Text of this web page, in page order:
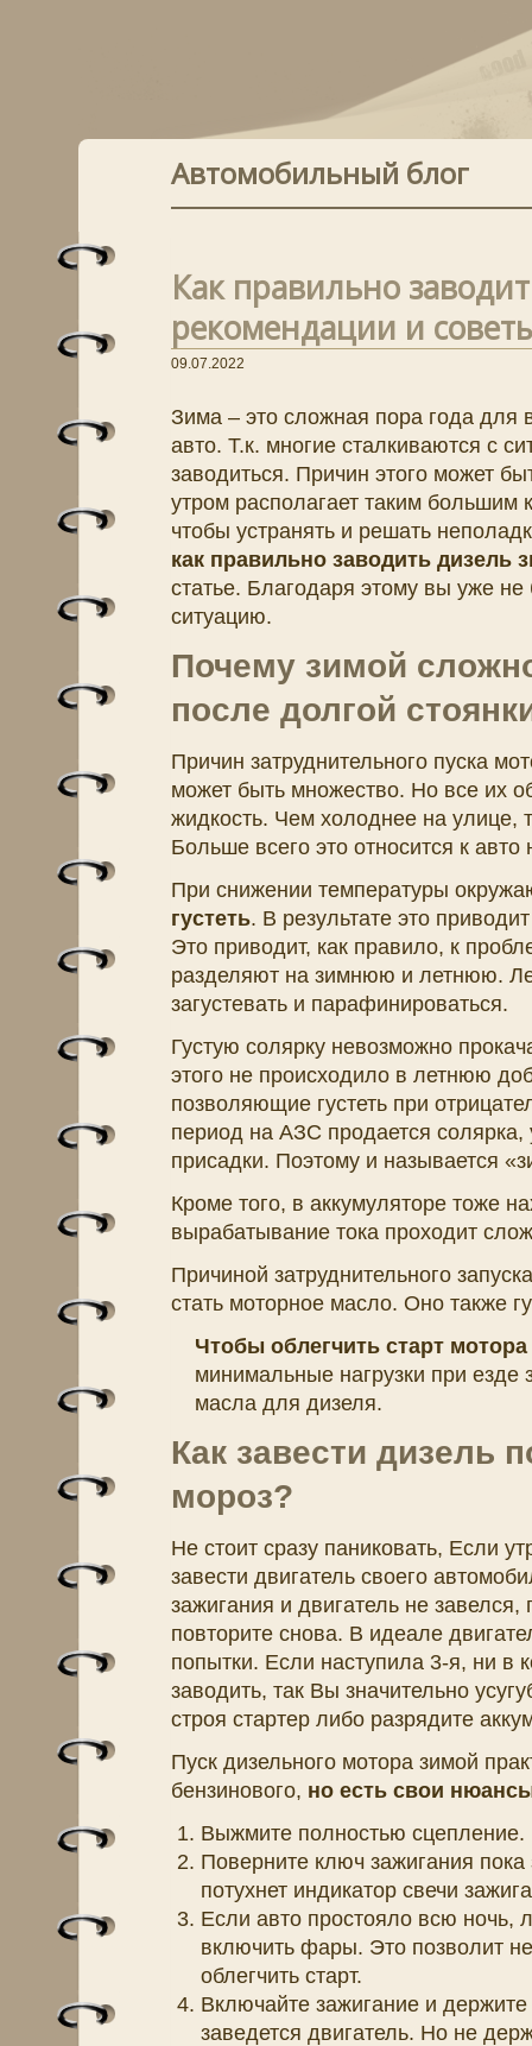
Автомобильный блог
Как правильно
рекомендации и
09.07.2022
Зима – это сложная пора года для
авто. Т.к. многие сталкиваются с
заводиться. Причин этого может
утром располагает таким большим
чтобы устранять и решать
как правильно заводить дизель
статье. Благодаря этому вы уже
ситуацию.
Почему зимой
после долгой
Причин затруднительного пуска
может быть множество. Но все их
жидкость. Чем холоднее на улице,
Больше всего это относится к
При снижении температуры
густеть. В результате это
Это приводит, как правило, к
разделяют на зимнюю и летнюю.
загустевать и парафинироваться.
Густую солярку невозможно
этого не происходило в летнюю
позволяющие густеть при
период на АЗС продается
присадки. Поэтому и называется
Кроме того, в аккумуляторе тоже
вырабатывание тока проходит
Причиной затруднительного
стать моторное масло. Оно также
Чтобы облегчить старт мотора
минимальные нагрузки при езде
масла для дизеля.
Как завести дизель
мороз?
Не стоит сразу паниковать, Если
завести двигатель своего
зажигания и двигатель не
повторите снова. В идеале
попытки. Если наступила 3-я, ни в
заводить, так Вы значительно
строя стартер либо разрядите
Пуск дизельного мотора зимой
бензинового, но есть свои
Выжмите полностью сцепление.
Поверните ключ зажигания
потухнет индикатор свечи
Если авто простояло всю ночь,
включить фары. Это позволит
облегчить старт.
Включайте зажигание и
заведется двигатель. Но не